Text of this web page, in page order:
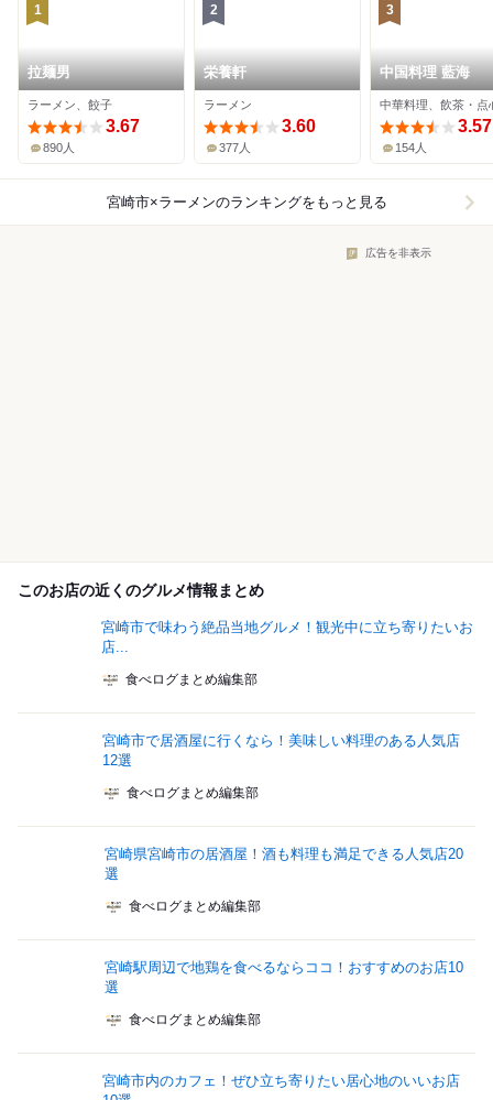
1
拉麺男
ラーメン、餃子
3.67
890人
2
栄養軒
ラーメン
3.60
377人
3
中国料理 藍海
3.57
154人
宮崎市×ラーメンのランキングをもっと見る
広告を非表示
このお店の近くのグルメ情報まとめ
宮崎市で味わう絶品当地グルメ！観光中に立ち寄りたいお
店...
食べログまとめ編集部
宮崎市で居酒屋に行くなら！美味しい料理のある人気店
12選
食べログまとめ編集部
宮崎県宮崎市の居酒屋！酒も料理も満足できる人気店20
選
食べログまとめ編集部
宮崎駅周辺で地鶏を食べるならココ！おすすめのお店10
選
食べログまとめ編集部
宮崎市内のカフェ！ぜひ立ち寄りたい居心地のいいお店